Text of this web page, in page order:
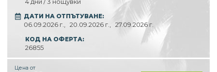
ДАТИ НА ОТПЪТУВАНЕ:
06.09.2026 г.,20.09.2026 г.,27.09.2026 г.
КОД НА ОФЕРТА:
26855
Цена от